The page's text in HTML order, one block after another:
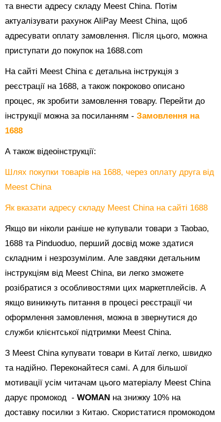
та внести адресу складу Meest China. Потім
актуалізувати рахунок AliPay Meest China, щоб
адресувати оплату замовлення. Після цього, можна
приступати до покупок на 1688.com
На сайті Meest China є детальна інструкція з
реєстрації на 1688, а також покроково описано
процес, як зробити замовлення товару. Перейти до
інструкції можна за посиланням - Замовлення на
1688
А також відеоінструкції:
Шлях покупки товарів на 1688, через оплату друга від
Meest China
Як вказати адресу складу Meest China на сайті 1688
Якщо ви ніколи раніше не купували товари з Taobao,
1688 та Pinduoduo, перший досвід може здатися
складним і незрозумілим. Але завдяки детальним
інструкціям від Meest China, ви легко зможете
розібратися з особливостями цих маркетплейсів. А
якщо виникнуть питання в процесі реєстрації чи
оформлення замовлення, можна в звернутися до
служби клієнтської підтримки Meest China.
З Meest China купувати товари в Китаї легко, швидко
та надійно. Переконайтеся самі. А для більшої
мотивації усім читачам цього матеріалу Meest China
дарує промокод - WOMAN на знижку 10% на
доставку посилки з Китаю. Скористатися промокодом